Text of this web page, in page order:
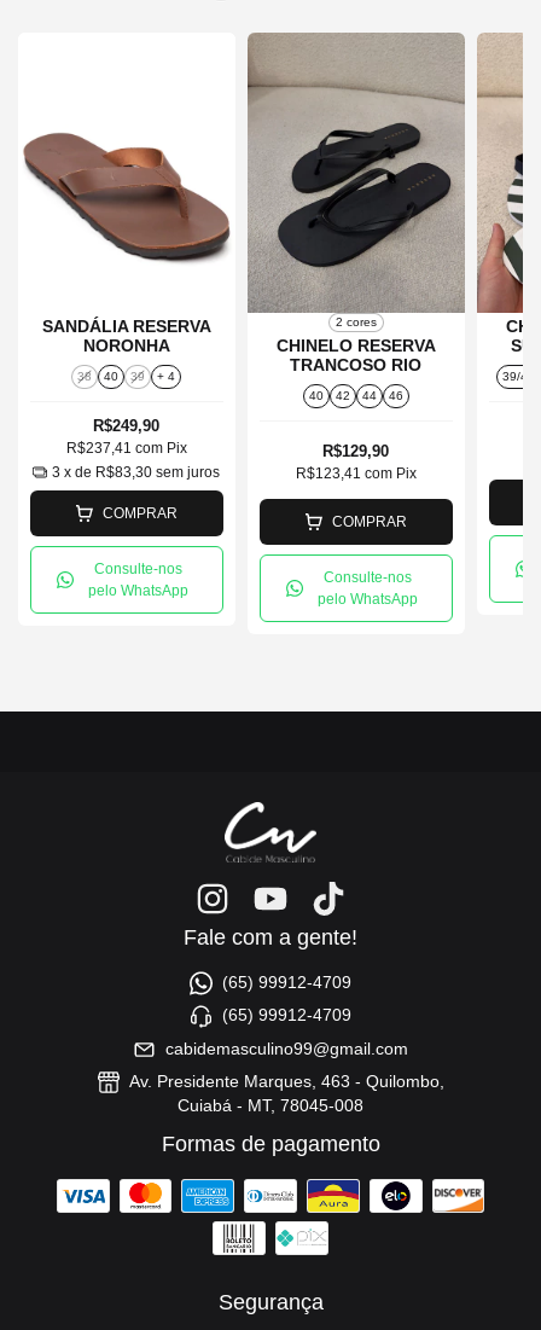
SANDÁLIA RESERVA
NORONHA
38 40 39 + 4
R$249,90
R$237,41com Pix
3 x de R$83,30 sem juros
COMPRAR
Consulte-nos
pelo WhatsApp
2 cores
CHINELO RESERVA
TRANCOSO RIO
40 42 44 46
R$129,90
R$123,41com Pix
COMPRAR
Consulte-nos
pelo WhatsApp
39/40
Fale com a gente!
(65) 99912-4709
(65) 99912-4709
cabidemasculino99@gmail.com
Av. Presidente Marques, 463 - Quilombo,
Cuiabá - MT, 78045-008
Formas de pagamento
Segurança